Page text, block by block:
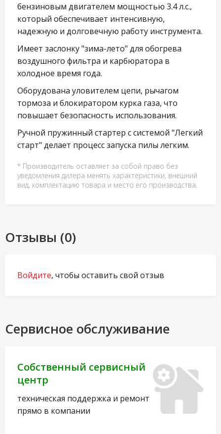
бензиновым двигателем мощностью 3.4 л.с.,
который обеспечивает интенсивную,
надежную и долговечную работу инструмента.
Имеет заслонку "зима-лето" для обогрева
воздушного фильтра и карбюратора в
холодное время года.
Оборудована уловителем цепи, рычагом
тормоза и блокиратором курка газа, что
повышает безопасность использования.
Ручной пружинный стартер с системой "Легкий
старт" делает процесс запуска пилы легким.
* Производитель оставляет за собой право без
уведомления дилера менять характеристики, внешний
вид, комплектацию товара и место его производства.
Отзывы (0)
Войдите, чтобы оставить свой отзыв
Сервисное обслуживание
Собственный сервисный
центр
техническая поддержка и ремонт
прямо в компании